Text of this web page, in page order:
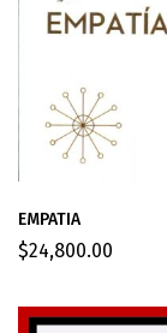
EMPATIA
$24,800.00